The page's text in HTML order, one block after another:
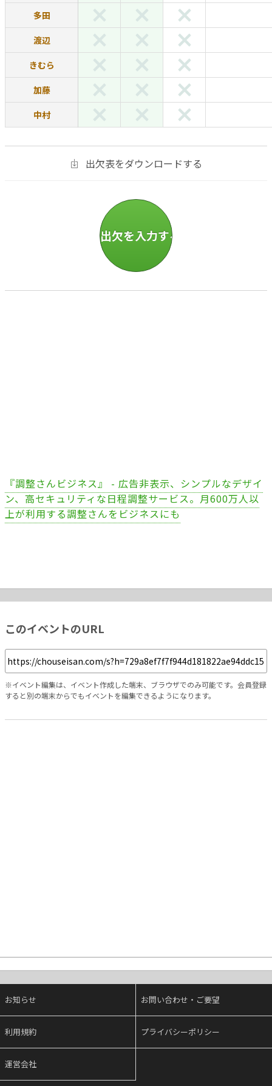
多田
渡辺
きむら
加藤
中村
出欠表をダウンロードする
『調整さんビジネス』 - 広告非表示、シンプルなデザイ
ン、高セキュリティな日程調整サービス。月600万人以
上が利用する調整さんをビジネスにも
このイベントのURL
※イベント編集は、イベント作成した端末、ブラウザでのみ可能です。会員登録
すると別の端末からでもイベントを編集できるようになります。
お知らせ お問い合わせ・ご要望
利用規約 プライバシーポリシー
運営会社